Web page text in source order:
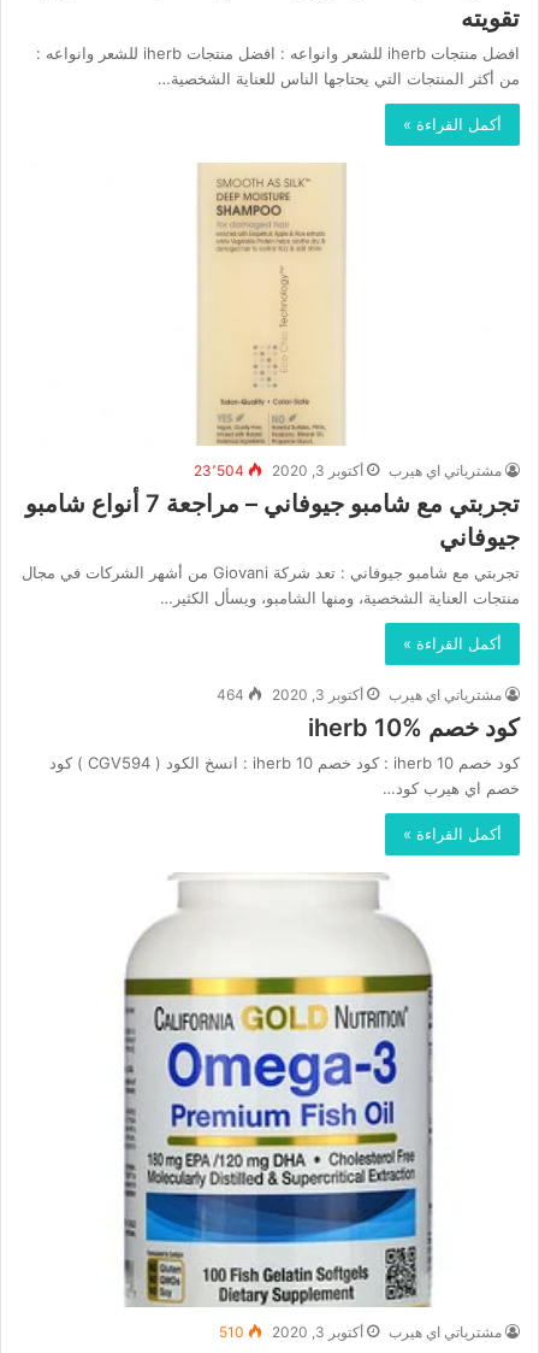
تقويته
افضل منتجات iherb للشعر وانواعه : افضل منتجات iherb للشعر وانواعه :
من أكثر المنتجات التي يحتاجها الناس للعناية الشخصية…
أكمل القراءة »
مشترياتي اي هيرب أكتوبر 3, 2020 23٬504
تجربتي مع شامبو جيوفاني – مراجعة 7 أنواع شامبو
جيوفاني
تجربتي مع شامبو جيوفاني : تعد شركة Giovani من أشهر الشركات في مجال
منتجات العناية الشخصية، ومنها الشامبو، ويسأل الكثير…
أكمل القراءة »
مشترياتي اي هيرب أكتوبر 3, 2020 464
كود خصم iherb 10%
كود خصم iherb 10 : كود خصم iherb 10 : انسخ الكود ( CGV594 ) كود
خصم اي هيرب كود…
أكمل القراءة »
مشترياتي اي هيرب أكتوبر 3, 2020 510